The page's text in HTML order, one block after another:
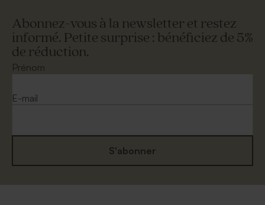
Abonnez-vous à la newsletter et restez
informé. Petite surprise : bénéficiez de 5%
de réduction.
Prénom
E-mail
S'abonner